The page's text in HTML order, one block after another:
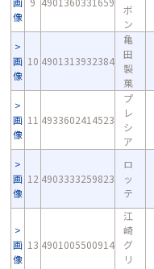
像
ボ
ン
画
像
10 4901313932384
亀
田
製
菓
画
像
11 4933602414523
プ
レ
シ
ア
画
像
12 4903333259823
ロ
ッ
テ
画
像
13 4901005500914
江
崎
グ
リ